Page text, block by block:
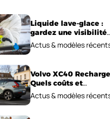
Liquide lave-glace :
gardez une visibilité
parfaite en voiture
Actus & modèles
Volvo XC40
Quels coûts et
performances
électriques ?
Actus & modèles